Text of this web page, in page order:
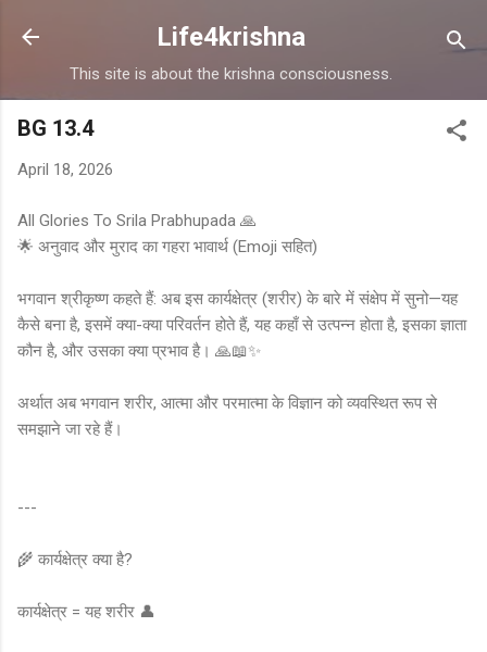
Skip to main content
Life4krishna
This site is about the krishna consciousness.
BG 13.4
April 18, 2026
All Glories To Srila Prabhupada 🙏
🌟 अनुवाद और मुराद का गहरा भावार्थ (Emoji सहित)
भगवान श्रीकृष्ण कहते हैं: अब इस कार्यक्षेत्र (शरीर) के बारे में संक्षेप में सुनो—यह
कैसे बना है, इसमें क्या-क्या परिवर्तन होते हैं, यह कहाँ से उत्पन्न होता है, इसका ज्ञाता
कौन है, और उसका क्या प्रभाव है। 🙏📖✨
अर्थात अब भगवान शरीर, आत्मा और परमात्मा के विज्ञान को व्यवस्थित रूप से
समझाने जा रहे हैं।
---
🌾 कार्यक्षेत्र क्या है?
कार्यक्षेत्र = यह शरीर 👤